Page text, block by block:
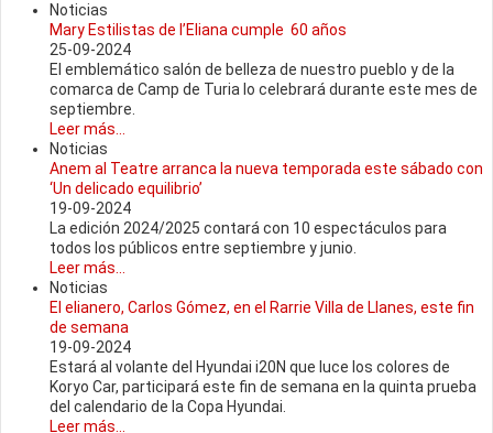
Noticias
Mary Estilistas de l’Eliana cumple 60 años
25-09-2024
El emblemático salón de belleza de nuestro pueblo y de la
comarca de Camp de Turia lo celebrará durante este mes de
septiembre.
Leer más...
Noticias
Anem al Teatre arranca la nueva temporada este sábado con
‘Un delicado equilibrio’
19-09-2024
La edición 2024/2025 contará con 10 espectáculos para
todos los públicos entre septiembre y junio.
Leer más...
Noticias
El elianero, Carlos Gómez, en el Rarrie Villa de Llanes, este fin
de semana
19-09-2024
Estará al volante del Hyundai i20N que luce los colores de
Koryo Car, participará este fin de semana en la quinta prueba
del calendario de la Copa Hyundai.
Leer más...